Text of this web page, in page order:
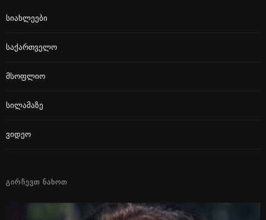
Სიახლეები
Საქართველო
Მსოფლიო
Სილამაზე
Ვიდეო
ᲒᲘᲠᲩᲔᲕᲗ ᲜᲐᲮᲝᲗ